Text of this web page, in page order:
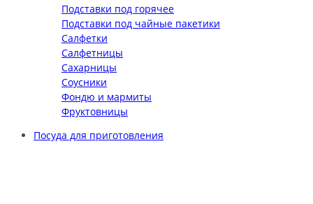
Подставки под горячее
Подставки под чайные пакетики
Салфетки
Салфетницы
Сахарницы
Соусники
Фондю и мармиты
Фруктовницы
Посуда для приготовления